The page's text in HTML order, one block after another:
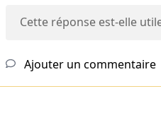
Cette réponse est-elle
Ajouter un commentaire